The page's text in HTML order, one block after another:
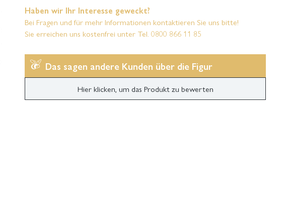
Haben wir Ihr Interesse geweckt?
Bei Fragen und für mehr Informationen kontaktieren Sie uns bitte!
Sie erreichen uns kostenfrei unter Tel. 0800 866 11 85
Das sagen andere Kunden über die Figur
Hier klicken, um das Produkt zu bewerten